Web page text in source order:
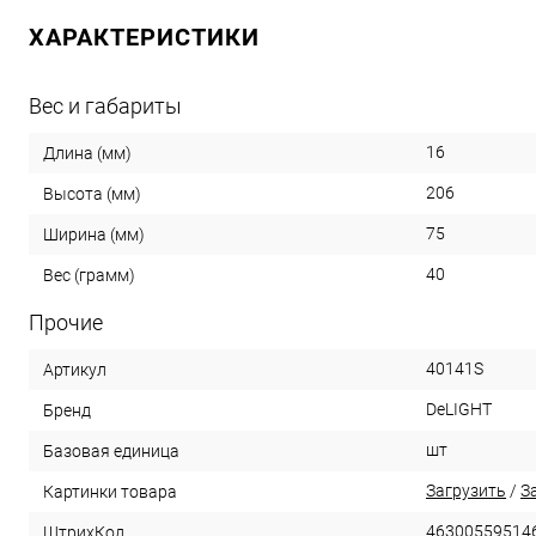
ХАРАКТЕРИСТИКИ
Вес и габариты
Длина (мм) 16
Высота (мм) 206
Ширина (мм) 75
Вес (грамм) 40
Прочие
Артикул 40141S
Бренд DeLIGHT
Базовая единица шт
Картинки товара Загрузить /